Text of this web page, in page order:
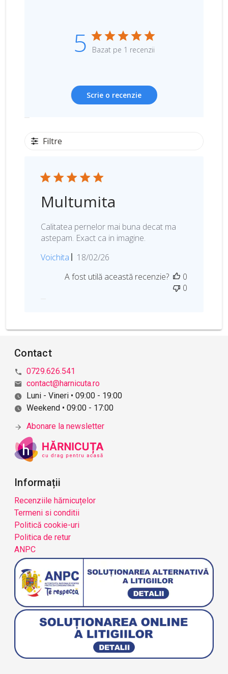
5 Bazat pe 1 recenzii
Scrie o recenzie
Filtre
Multumita
Calitatea pernelor mai buna decat ma
astepam. Exact ca in imagine.
Voichita
D
t
r
i
i
18/02/26
A fost utilă această recenzie?
0
0
Contact
0729.626.541
contact@harnicuta.ro
Luni - Vineri • 09:00 - 19:00
Weekend • 09:00 - 17:00
Abonare la newsletter
Informații
Recenziile hărnicuțelor
Termeni si conditii
Politică cookie-uri
Politica de retur
ANPC